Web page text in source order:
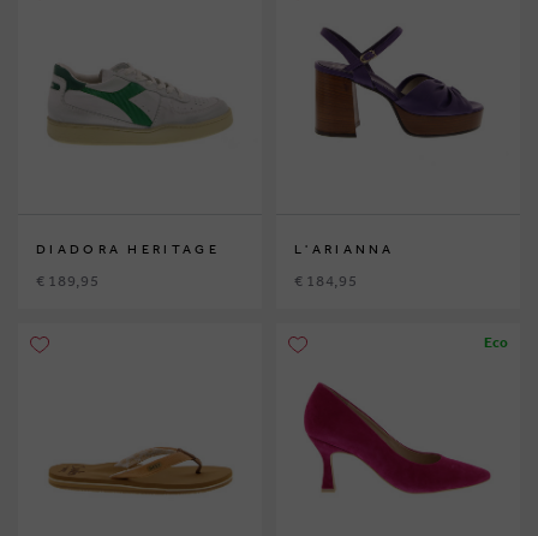
DIADORA HERITAGE
€ 189,95
L'ARIANNA
€ 184,95
Eco